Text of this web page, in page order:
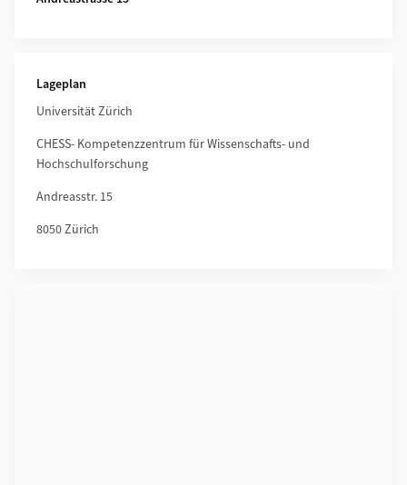
Lageplan
Universität Zürich
CHESS- Kompetenzzentrum für Wissenschafts- und
Hochschulforschung
Andreasstr. 15
8050 Zürich